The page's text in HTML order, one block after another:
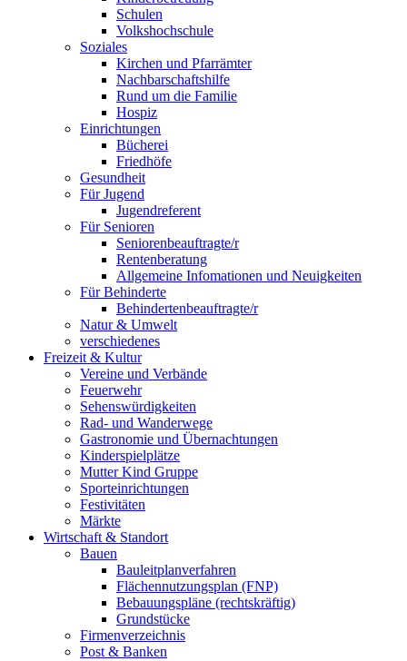
Schulen
Volkshochschule
Soziales
Kirchen und Pfarrämter
Nachbarschaftshilfe
Rund um die Familie
Hospiz
Einrichtungen
Bücherei
Friedhöfe
Gesundheit
Für Jugend
Jugendreferent
Für Senioren
Seniorenbeauftragte/r
Rentenberatung
Allgemeine Infomationen und Neuigkeiten
Für Behinderte
Behindertenbeauftragte/r
Natur & Umwelt
verschiedenes
Freizeit & Kultur
Vereine und Verbände
Feuerwehr
Sehenswürdigkeiten
Rad- und Wanderwege
Gastronomie und Übernachtungen
Kinderspielplätze
Mutter Kind Gruppe
Sporteinrichtungen
Festivitäten
Märkte
Wirtschaft & Standort
Bauen
Bauleitplanverfahren
Flächennutzungsplan (FNP)
Bebauungspläne (rechtskräftig)
Grundstücke
Firmenverzeichnis
Post & Banken